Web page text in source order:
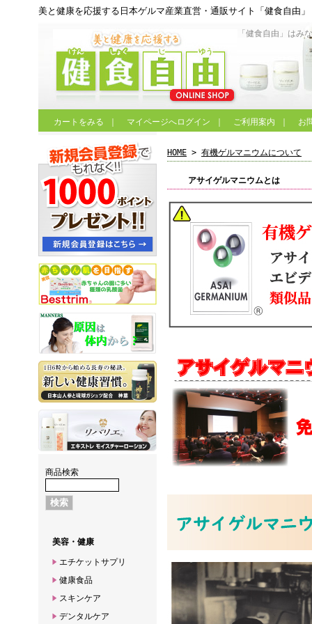
美と健康を応援する日本ゲルマ産業直営・通販サイト「健食自由」
「健食自由」はみ
カートをみる マイページへログイン ご利用案内 お
商品検索
美容・健康
エチケットサプリ
健康食品
スキンケア
デンタルケア
HOME > 有機ゲルマニウムについて
アサイゲルマニウムとは